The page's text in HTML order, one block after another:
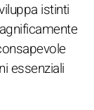
istinti
essenziali